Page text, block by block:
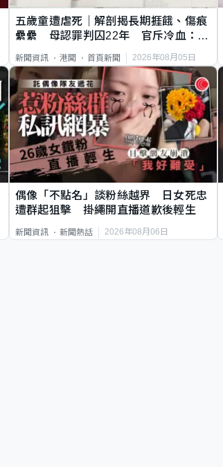
五歲童遭虐死｜解剖揭長期捱餓、傷痕
纍纍 母認罪判囚22年 官斥冷血：同
新聞資訊 港聞 首頁新聞 2026年08月05日
偶像「不點名」談粉絲越界 日女死忠
遭群起狙擊 掛繩開直播道歉後輕生
新聞資訊 新聞熱話 2026年08月06日